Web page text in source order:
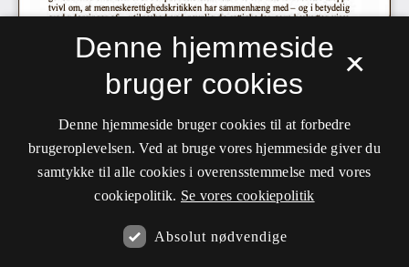
×
Denne hjemmeside
bruger cookies
Denne hjemmeside bruger cookies til at forbedre
brugeroplevelsen. Ved at bruge vores hjemmeside giver du
samtykke til alle cookies i overensstemmelse med vores
cookiepolitik. Se vores cookiepolitik
Absolut nødvendige